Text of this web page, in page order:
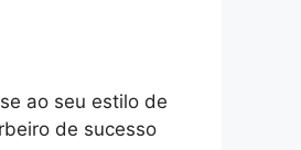
ao seu estilo de
de sucesso